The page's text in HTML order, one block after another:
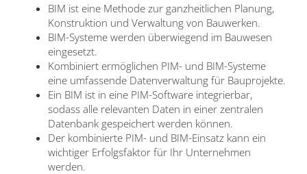
BIM ist eine Methode zur ganzheitlichen Planung,
Konstruktion und Verwaltung von Bauwerken.
BIM-Systeme werden überwiegend im Bauwesen
eingesetzt.
Kombiniert ermöglichen PIM- und BIM-Systeme
eine umfassende Datenverwaltung für Bauprojekte.
Ein BIM ist in eine PIM-Software integrierbar,
sodass alle relevanten Daten in einer zentralen
Datenbank gespeichert werden können.
Der kombinierte PIM- und BIM-Einsatz kann ein
wichtiger Erfolgsfaktor für Ihr Unternehmen
werden.